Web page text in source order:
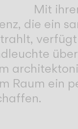
Mit
die ein
Raum ein